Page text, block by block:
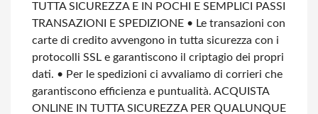
TUTTA SICUREZZA E IN POCHI E SEMPLICI PASSI
TRANSAZIONI E SPEDIZIONE • Le transazioni con
carte di credito avvengono in tutta sicurezza con i
protocolli SSL e garantiscono il criptagio dei propri
dati. • Per le spedizioni ci avvaliamo di corrieri che
garantiscono efficienza e puntualità. ACQUISTA
ONLINE IN TUTTA SICUREZZAPER QUALUNQUE